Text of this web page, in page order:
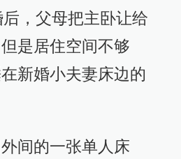
，父母把主卧让给
是居住空间不够
新婚小夫妻床边的
间的一张单人床